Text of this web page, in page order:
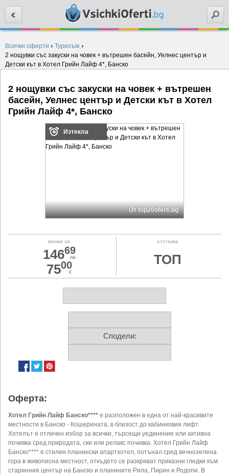
Всички оферти › Туризъм ›
2 нощувки със закуски на човек + вътрешен басейн, Уелнес център и
Детски кът в Хотел Грийн Лайф 4*, Банско
2 нощувки със закуски на човек + вътрешен
басейн, Уелнес център и Детски кът в Хотел
Грийн Лайф 4*, Банско
Изтекла
От top20oferti.bg
вземи за
14669
лв
7500
€
отстъпка
ТОП
Сподели:
Оферта:
Хотел Грийн Лайф Банско**** е разположен в една от най-красивите
местности в Банско - Кошерината, в близост до кабинковия лифт.
Хотелът е отличен избор за всички, търсещи уединение или активна
почивка сред природата, ски или релакс почивка. Хотел Грийн Лайф
Банско**** е стилен планински апартхотел, потънал сред вечнозелена
гора в живописна местност, откъдето се разкриват приказни гледки към
старинния център на Банско и планините Рила, Пирин и Родопи. В